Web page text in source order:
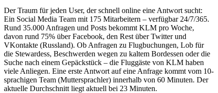
Der Traum für jeden User, der schnell online eine Antwort sucht:
Ein Social Media Team mit 175 Mitarbeitern – verfügbar 24/7/365.
Rund 35.000 Anfragen und Posts bekommt KLM pro Woche,
davon rund 75% über Facebook, den Rest über Twitter und
VKontakte (Russland). Ob Anfragen zu Flugbuchungen, Lob für
die Stewardess, Beschwerden wegen zu kaltem Bordessen oder die
Suche nach einem Gepäckstück – die Fluggäste von KLM haben
viele Anliegen. Eine erste Antwort auf eine Anfrage kommt vom 10-
sprachigen Team (Muttersprachler) innerhalb von 60 Minuten. Der
aktuelle Durchschnitt liegt aktuell bei 23 Minuten.